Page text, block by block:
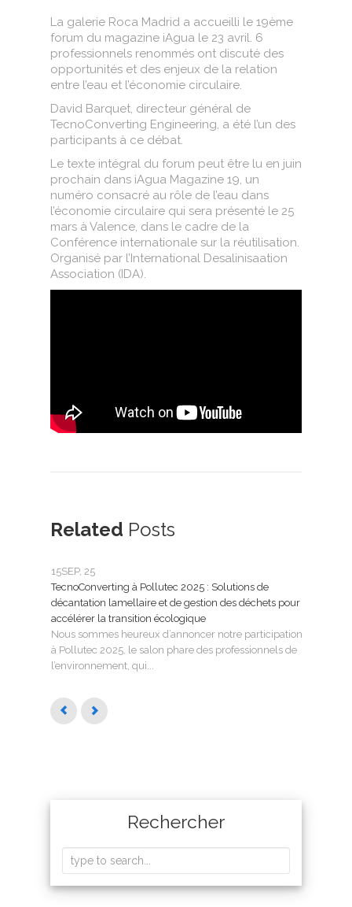
La galerie Roca Madrid a accueilli le 19ème
forum du magazine iAgua le 23 avril. 6
professionnels renommés ont discuté des
opportunités et des enjeux de la relation
entre l’eau et l’économie circulaire.
David Barquet, directeur général de
TecnoConverting Engineering, a été l’un des
participants à ce débat.
Le texte intégral du forum peut être lu en juin
prochain dans iAgua Magazine 19, un
numéro consacré au rôle de l’eau dans
l’économie circulaire qui sera présenté le 25
mars à Valence, dans le cadre de la
Conférence internationale sur la réutilisation.
Organisé par l’International Desalinisaation
Association (IDA).
Related Posts
15SEP, 25
TecnoConverting à Pollutec 2025 : Solutions de
décantation lamellaire et de gestion des déchets pour
accélérer la transition écologique
Nous sommes heureux d’annoncer notre participation
à Pollutec 2025, le salon phare des professionnels de
l’environnement, qui...
Rechercher